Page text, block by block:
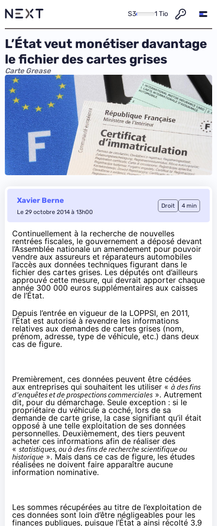
S3 1 Tio
L’État veut monétiser davantage
le fichier des cartes grises
Carte Grease
Xavier Berne
Le 29 octobre 2014 à 13h00
Droit 4 min
Continuellement à la recherche de nouvelles
rentrées fiscales, le gouvernement a déposé devant
l’Assemblée nationale un amendement pour pouvoir
vendre aux assureurs et réparateurs automobiles
l’accès aux données techniques figurant dans le
fichier des cartes grises. Les députés ont d’ailleurs
approuvé cette mesure, qui devrait apporter chaque
année 300 000 euros supplémentaires aux caisses
de l’État.
Depuis l’entrée en vigueur de la LOPPSI, en 2011,
l’État est autorisé à revendre les informations
relatives aux demandes de cartes grises (nom,
prénom, adresse, type de véhicule, etc.) dans deux
cas de figure.
Premièrement, ces données peuvent être cédées
aux entreprises qui souhaitent les utiliser « à des fins
d'enquêtes et de prospections commerciales ». Autrement
dit, pour du démarchage. Seule exception : si le
propriétaire du véhicule a coché, lors de sa
demande de carte grise, la case signifiant qu’il était
opposé à une telle exploitation de ses données
personnelles. Deuxièmement, des tiers peuvent
acheter ces informations afin de réaliser des
« statistiques, ou à des fins de recherche scientifique ou
historique ». Mais dans ce cas de figure, les études
réalisées ne doivent faire apparaître aucune
information nominative.
Les sommes récupérées au titre de l’exploitation de
ces données sont loin d’être négligeables pour les
finances publiques, puisque l’État a ainsi récolté 3,9